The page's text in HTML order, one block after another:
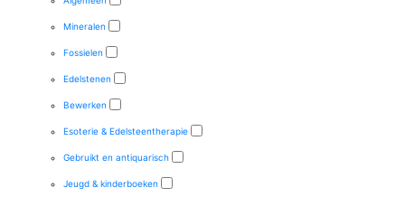
Mineralen
Fossielen
Edelstenen
Bewerken
Esoterie & Edelsteentherapie
Gebruikt en antiquarisch
Jeugd & kinderboeken